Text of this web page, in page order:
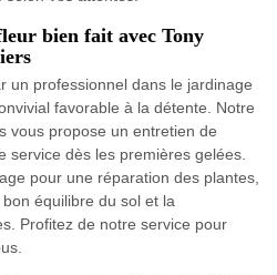
bien fait avec Tony
un professionnel dans le jardinage
favorable à la détente. Notre
vous propose un entretien de
service dès les premières gelées.
pour une réparation des plantes,
équilibre du sol et la
Profitez de notre service pour